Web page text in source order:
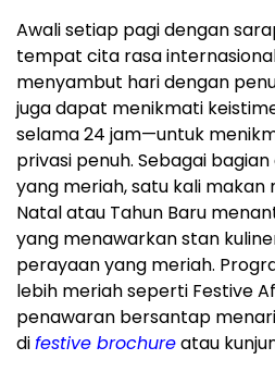
Awali setiap pagi dengan
tempat cita rasa
menyambut hari dengan
juga dapat menikmati
selama 24 jam—untuk
privasi penuh. Sebagai
yang meriah, satu kali
Natal atau Tahun Baru
yang menawarkan stan
perayaan yang meriah.
lebih meriah seperti Festive
penawaran bersantap
difestive brochureatau